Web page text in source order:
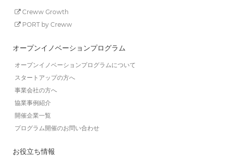
Creww Growth
PORT by Creww
オープンイノベーションプログラム
オープンイノベーションプログラムについて
スタートアップの方へ
事業会社の方へ
協業事例紹介
開催企業一覧
プログラム開催のお問い合わせ
お役立ち情報